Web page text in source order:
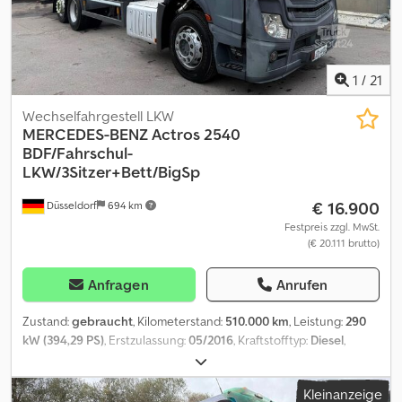
Zentralverriegelung, Lampenbügel mit Leuchten, Tagfahrlicht,
Getränkehalter, Informations- und Servicesystem,
Geschwindigkeitsbegrenzer, Obers und unteres Bett,
Fahrzeugstandort: 01471 RadeburgIrrtümer und Änderungen
vorbehalten Chsdpfx Abszkp Amotja
1 / 21
Düsseldorf 694 km
Wechselfahrgestell LKW
MERCEDES-BENZActros 2540
BDF/Fahrschul-
LKW/3Sitzer+Bett/BigSp
€ 16.900
Festpreis zzgl. MwSt.
(€ 20.111 brutto)
Anfragen Anrufen
Zustand:gebraucht, Kilometerstand: 510.000 km, Leistung:290
kW (394,29 PS), Erstzulassung:05/2016, Kraftstofftyp: Diesel,
, Achsen-Konfiguration:
Farbe:Weiß, Getriebetyp:Automatisch, Emissionsklasse:Euro6,
Baujahr:2016, Ausstattung:ABS, Elektronisches
Kleinanzeige